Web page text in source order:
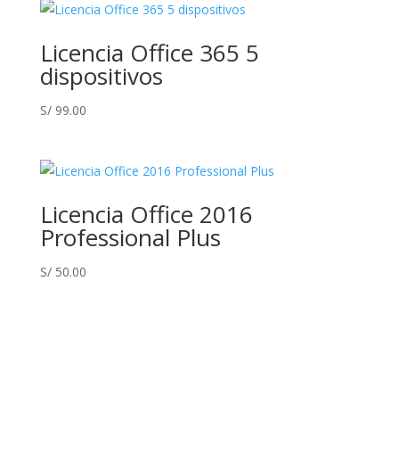
Licencia Office 365 5
dispositivos
S/99.00
Licencia Office 2016
Professional Plus
S/50.00